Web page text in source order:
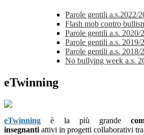
Parole gentili a.s.2022/
Flash mob contro
Parole gentili a.s. 2020/
Parole gentili a.s. 2019/
Parole gentili a.s. 2018/
No bullying week a.s.
eTwinning
eTwinning è la più grande
insegnanti attivi in progetti collaborativi tra